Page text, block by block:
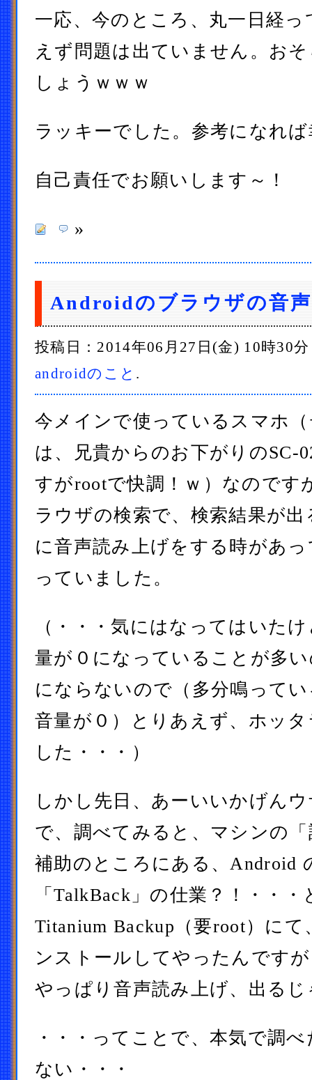
一応、今のところ、丸一日経
えず問題は出ていません。お
しょうｗｗｗ
ラッキーでした。参考になれ
自己責任でお願いします～！
»
Androidのブラウザの音
投稿日：2014年06月27日(金) 10時30
androidのこと .
今メインで使っているスマホ
は、兄貴からのお下がりのSC-
すがrootで快調！ｗ）なのです
ラウザの検索で、検索結果が
に音声読み上げをする時があ
っていました。
（・・・気にはなってはいた
量が０になっていることが多
にならないので（多分鳴って
音量が０）とりあえず、ホッ
した・・・）
しかし先日、あーいいかげん
で、調べてみると、マシンの
補助のところにある、Android
「TalkBack」の仕業？！・・
Titanium Backup（要root）に
ンストールしてやったんです
やっぱり音声読み上げ、出る
・・・ってことで、本気で調
ない・・・